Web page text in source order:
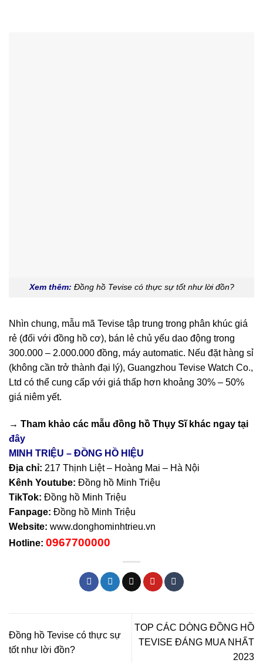
Xem thêm: Đồng hồ Tevise có thực sự tốt như lời đồn?
Nhìn chung, mẫu mã Tevise tập trung trong phân khúc giá
rẻ (đối với đồng hồ cơ), bán lẻ chủ yếu dao động trong
300.000 – 2.000.000 đồng, máy automatic. Nếu đặt hàng sỉ
(không cần trở thành đại lý), Guangzhou Tevise Watch Co.,
Ltd có thể cung cấp với giá thấp hơn khoảng 30% – 50%
giá niêm yết.
→ Tham khảo các mẫu đồng hồ Thụy Sĩkhác ngay tại
đây
MINH TRIỆU – ĐỒNG HỒ HIỆU
Địa chỉ: 217 Thịnh Liệt – Hoàng Mai – Hà Nội
Kênh Youtube: Đồng hồ Minh Triệu
TikTok: Đồng hồ Minh Triệu
Fanpage: Đồng hồ Minh Triệu
Website: www.donghominhtrieu.vn
Hotline: 0967700000
Đồng hồ Tevise có thực sự
tốt như lời đồn?
TOP CÁC DÒNG ĐỒNG HỒ
TEVISE ĐÁNG MUA NHẤT
2023